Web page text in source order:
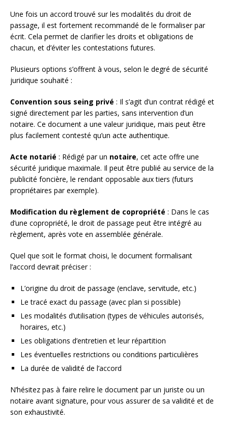
Une fois un accord trouvé sur les modalités du droit de
passage, il est fortement recommandé de le formaliser par
écrit. Cela permet de clarifier les droits et obligations de
chacun, et d’éviter les contestations futures.
Plusieurs options s’offrent à vous, selon le degré de sécurité
juridique souhaité :
Convention sous seing privé : Il s’agit d’un contrat rédigé et
signé directement par les parties, sans intervention d’un
notaire. Ce document a une valeur juridique, mais peut être
plus facilement contesté qu’un acte authentique.
Acte notarié : Rédigé par un notaire, cet acte offre une
sécurité juridique maximale. Il peut être publié au service de la
publicité foncière, le rendant opposable aux tiers (futurs
propriétaires par exemple).
Modification du règlement de copropriété : Dans le cas
d’une copropriété, le droit de passage peut être intégré au
règlement, après vote en assemblée générale.
Quel que soit le format choisi, le document formalisant
l’accord devrait préciser :
L’origine du droit de passage (enclave, servitude, etc.)
Le tracé exact du passage (avec plan si possible)
Les modalités d’utilisation (types de véhicules autorisés,
horaires, etc.)
Les obligations d’entretien et leur répartition
Les éventuelles restrictions ou conditions particulières
La durée de validité de l’accord
N’hésitez pas à faire relire le document par un juriste ou un
notaire avant signature, pour vous assurer de sa validité et de
son exhaustivité.